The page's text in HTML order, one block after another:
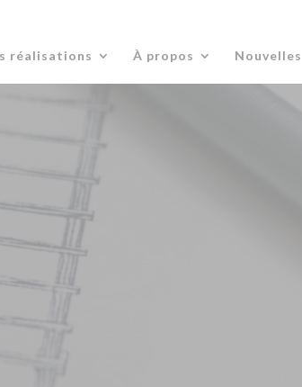
réalisations À propos Nouvelles